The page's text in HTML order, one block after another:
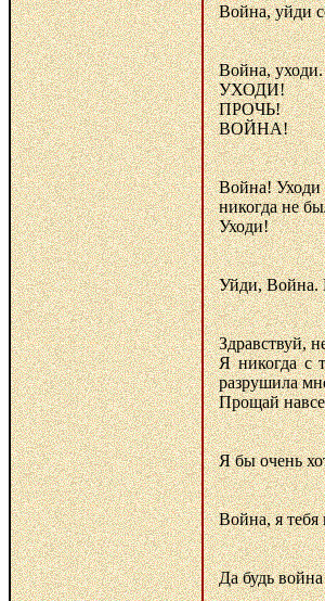
Война, уйди
Война,
УХОДИ!
ПРОЧЬ!
ВОЙНА!
Война! Уходи
никогда не
Уходи!
Уйди, Война.
Здравствуй,
Я никогда с
разрушила
Прощай
Я бы очень
Война, я тебя
Да будь